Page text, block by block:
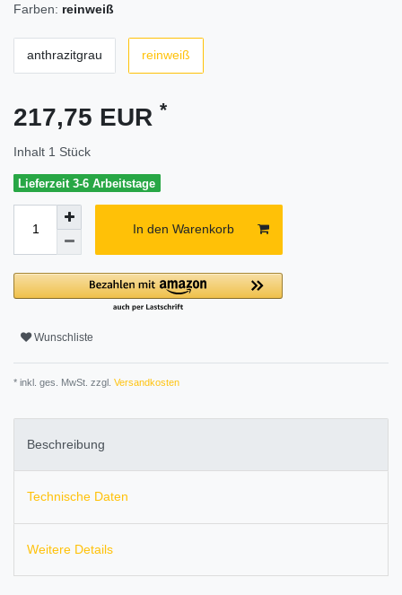
Farben: reinweiß
anthrazitgrau reinweiß
217,75 EUR *
Inhalt 1 Stück
Lieferzeit 3-6 Arbeitstage
In den Warenkorb
Wunschliste
* inkl. ges. MwSt. zzgl. Versandkosten
Beschreibung
Technische Daten
Weitere Details